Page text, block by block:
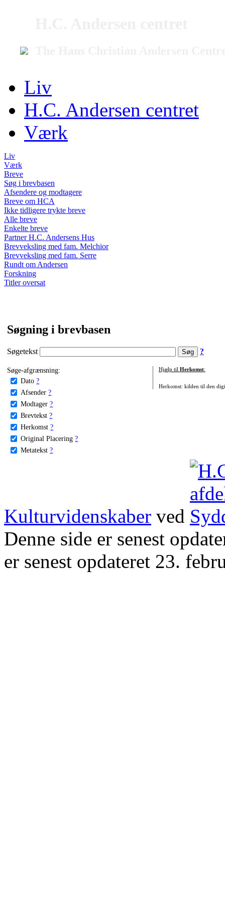
Liv
H.C. Andersen centret
Værk
Liv
Værk
Breve
Søg i brevbasen
Afsendere og modtagere
Breve om HCA
Ikke tidligere trykte breve
Alle breve
Enkelte breve
Partner H.C. Andersens Hus
Brevveksling med fam. Melchior
Brevveksling med fam. Serre
Rundt om Andersen
Forskning
Titler oversat
Søgning i brevbasen
Søgetekst ?
Søge-afgrænsning:
Dato ?
Afsender ?
Modtager ?
Brevtekst ?
Herkomst ?
Original Placering ?
Metatekst ?
Hjælp til Herkomst:
Herkomst: kilden til den
Kulturvidenskaber ved
Denne side er senest
er senest opdateret 23.